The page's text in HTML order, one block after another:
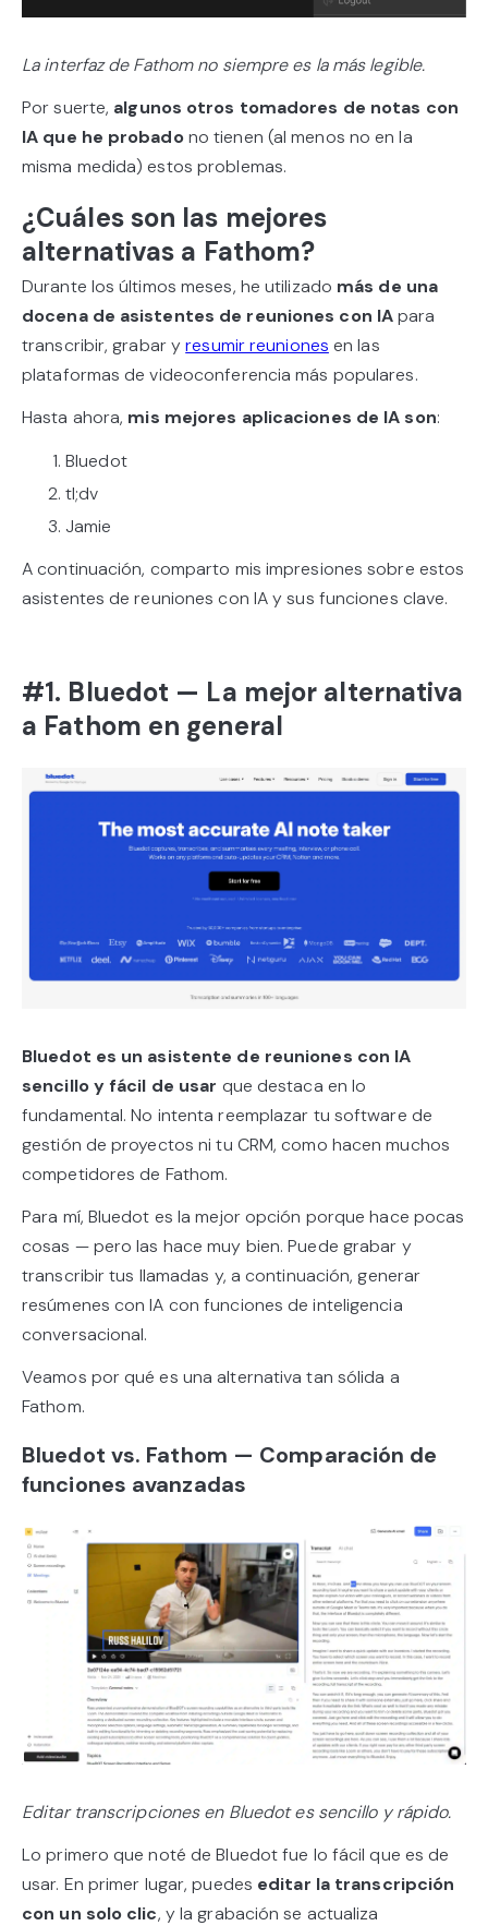
La interfaz de Fathom no siempre es la más legible.
Por suerte, algunos otros tomadores de notas con
IA que he probadono tienen (al menos no en la
misma medida) estos problemas.
¿Cuáles son las mejores
alternativas a Fathom?
Durante los últimos meses, he utilizado más de una
docena de asistentes de reuniones con IApara
transcribir, grabar yresumir reuniones en las
plataformas de videoconferencia más populares.
Hasta ahora, mis mejores aplicaciones de IA son:
Bluedot
tl;dv
Jamie
A continuación, comparto mis impresiones sobre estos
asistentes de reuniones con IA y sus funciones clave.
#1. Bluedot — La mejor alternativa
a Fathom en general
Bluedot es un asistente de reuniones con IA
sencillo y fácil de usar que destaca en lo
fundamental. No intenta reemplazar tu software de
gestión de proyectos ni tu CRM, como hacen muchos
competidores de Fathom.
Para mí, Bluedot es la mejor opción porque hace pocas
cosas — pero las hace muy bien. Puede grabar y
transcribir tus llamadas y, a continuación, generar
resúmenes con IA con funciones de inteligencia
conversacional.
Veamos por qué es una alternativa tan sólida a
Fathom.
Bluedot vs. Fathom — Comparación de
funciones avanzadas
Editar transcripciones en Bluedot es sencillo y rápido.
Lo primero que noté de Bluedot fue lo fácil que es de
usar. En primer lugar, puedes editar la transcripción
con un solo clic, y la grabación se actualiza